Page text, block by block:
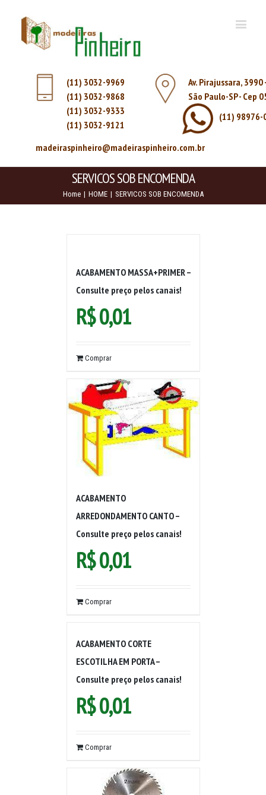
(11) 3032-9969
(11) 3032-9868
(11) 3032-9333
(11) 3032-9121
Av. Pirajussara,
São Paulo-SP - Cep
(11) 98976-
madeiraspinheiro@madeiraspinheiro.com.br
SERVICOS SOB ENCOMENDA
Home | HOME | SERVICOS SOB ENCOMENDA
ACABAMENTO MASSA+PRIMER –
Consulte preço pelos canais!
R$0,01
Comprar
ACABAMENTO
ARREDONDAMENTO CANTO –
Consulte preço pelos canais!
R$0,01
Comprar
ACABAMENTO CORTE
ESCOTILHA EM PORTA –
Consulte preço pelos canais!
R$0,01
Comprar